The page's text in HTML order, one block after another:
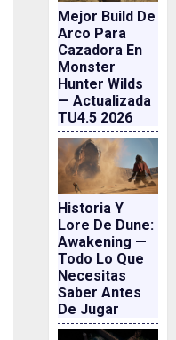
Mejor Build De
Arco Para
Cazadora En
Monster
Hunter Wilds
— Actualizada
TU4.5 2026
Historia Y
Lore De Dune:
Awakening —
Todo Lo Que
Necesitas
Saber Antes
De Jugar